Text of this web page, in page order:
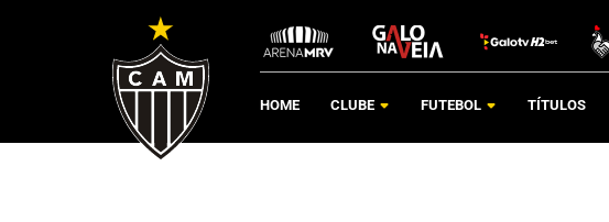
HOME CLUBE FUTEBOL TÍTULOS